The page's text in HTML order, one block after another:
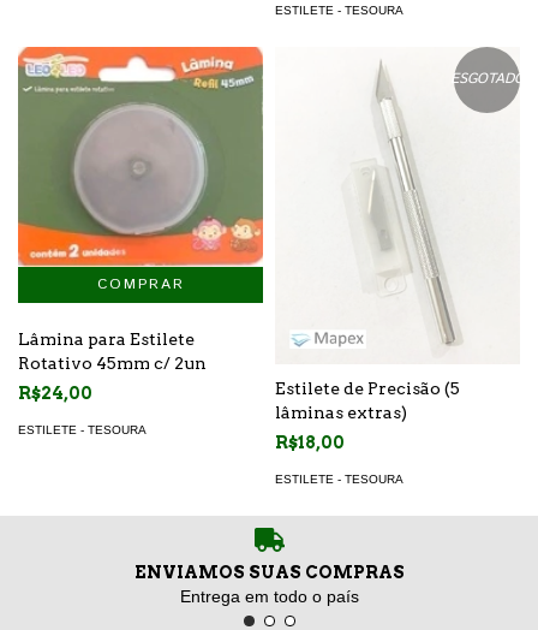
ESTILETE - TESOURA
Lâmina para Estilete
Rotativo 45mm c/ 2un
R$24,00
ESTILETE - TESOURA
ESGOTADO
Estilete de Precisão (5
lâminas extras)
R$18,00
ESTILETE - TESOURA
ENVIAMOS SUAS COMPRAS
Entrega em todo o país